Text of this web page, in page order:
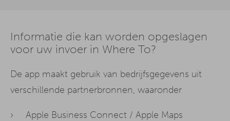
Informatie die kan worden opgeslagen
voor uw invoer in Where To?
De app maakt gebruik van bedrijfsgegevens uit
verschillende partnerbronnen, waaronder
Apple Business Connect / Apple Maps